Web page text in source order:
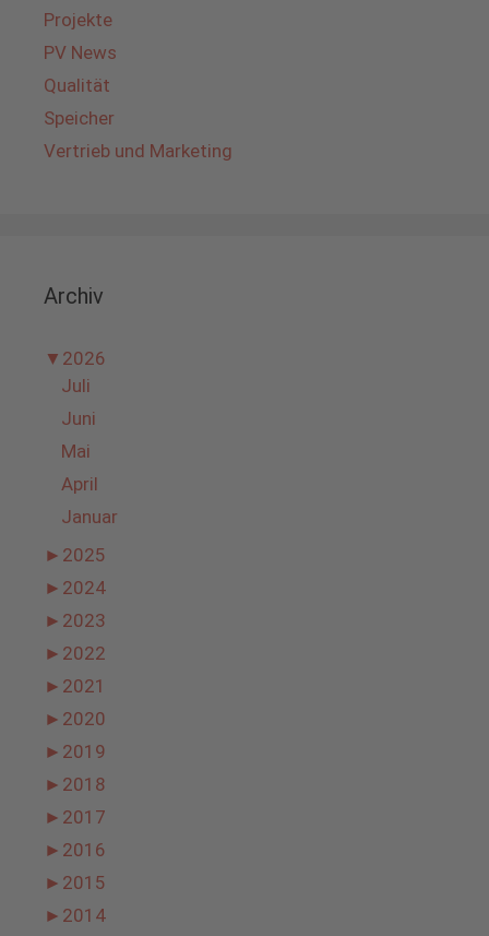
Projekte
PV News
Qualität
Speicher
Vertrieb und Marketing
Archiv
▼ 2026
Juli
Juni
Mai
April
Januar
► 2025
► 2024
► 2023
► 2022
► 2021
► 2020
► 2019
► 2018
► 2017
► 2016
► 2015
► 2014